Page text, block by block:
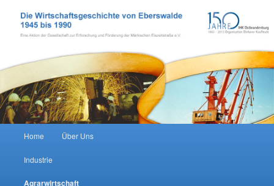
Wirtschaftsgeschichte Eberswalde
Home Über Uns
Industrie
Agrarwirtschaft